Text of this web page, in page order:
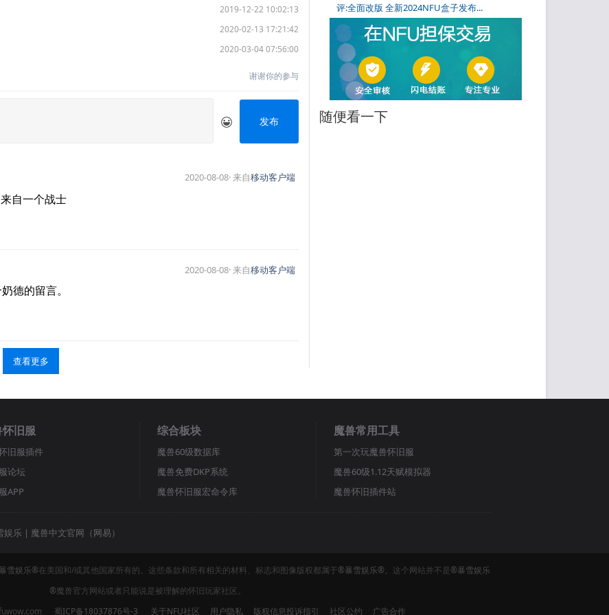
2019-12-22 10:02:13
2020-02-13 17:21:42
2020-03-04 07:56:00
谢谢你的参与
发布
2020-08-08· 来自移动客户端
自一个战士
2020-08-08· 来自移动客户端
德的留言。
查看更多
评:全面改版 全新2024NFU盒子发布...
随便看一下
怀旧服
旧服插件
论坛
APP
综合板块
魔兽60级数据库
魔兽免费DKP系统
魔兽怀旧服宏命令库
魔兽常用工具
第一次玩魔兽怀旧服
魔兽60级1.12天赋模拟器
魔兽怀旧插件站
娱乐 | 魔兽中文官网（网易）
雪娱乐®在美国和/或其他国家所有的。这些条款和所有相关的材料、标志和图像版权都属于®暴雪娱乐®。这个网站并不是®暴雪娱乐
®魔兽官方网站或者只能说是被理解的怀旧玩家社区。
蜀ICP备18037876号-3 关于NFU社区 用户隐私 版权信息投诉指引 社区公约 广告合作